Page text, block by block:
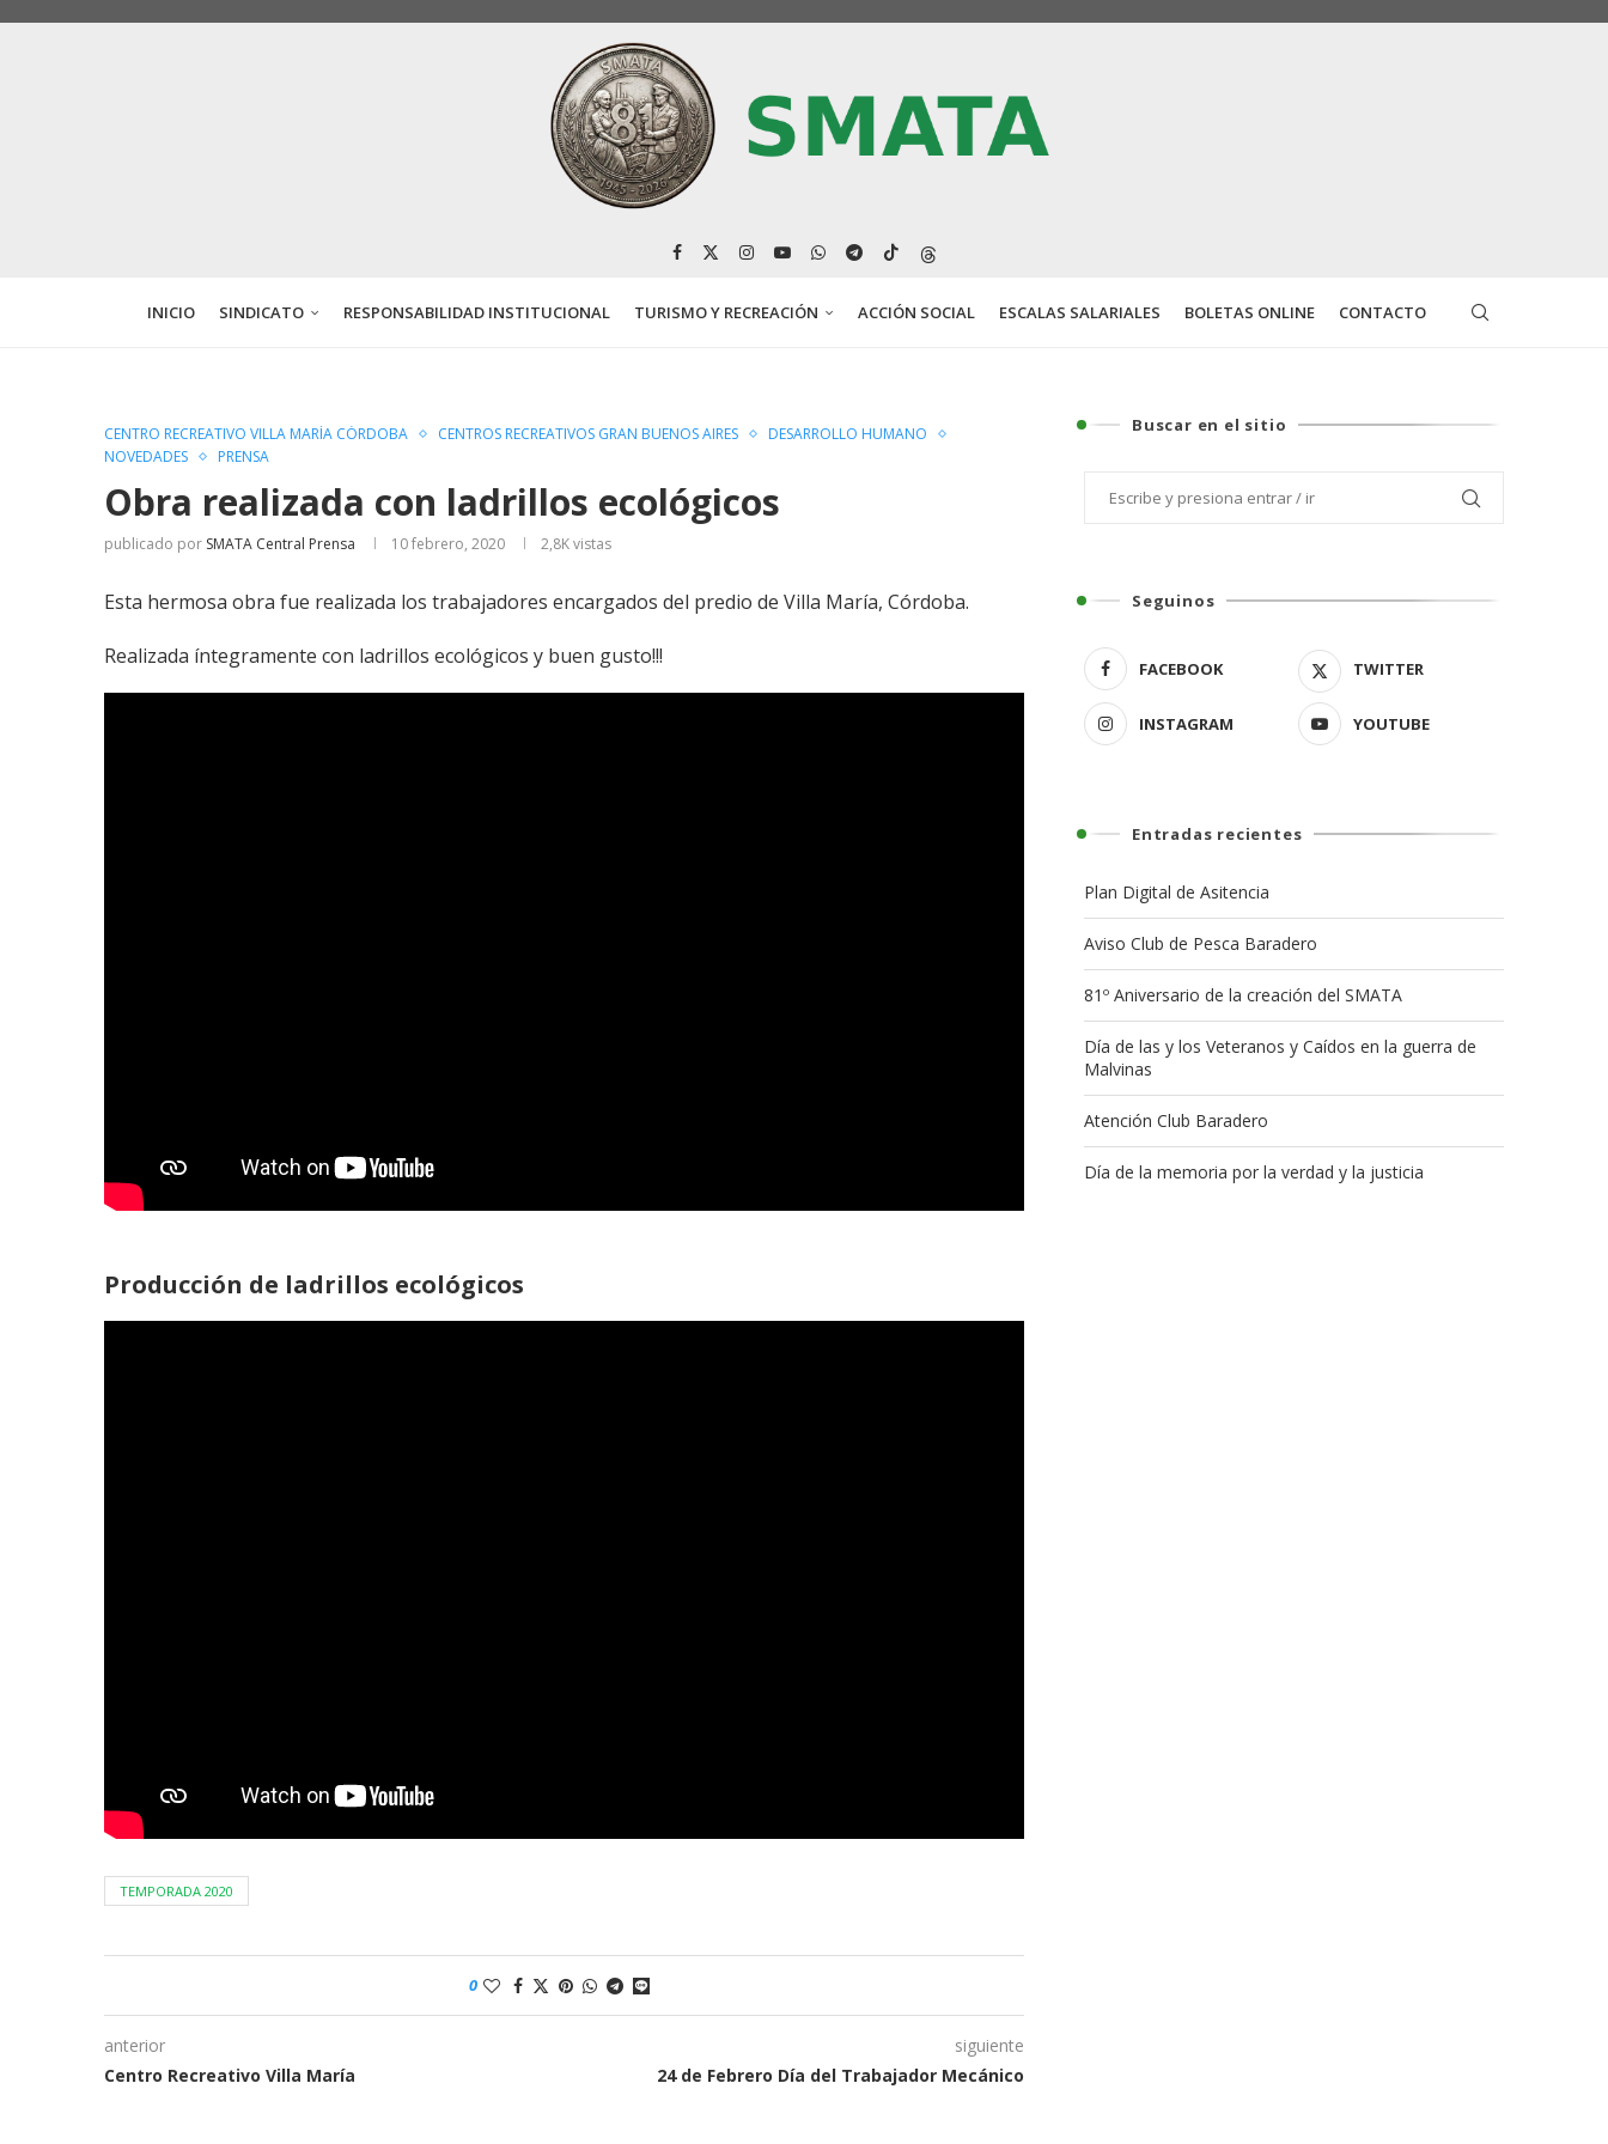
INICIO SINDICATO RESPONSABILIDAD INSTITUCIONAL TURISMO Y RECREACIÓN ACCIÓN SOCIAL ESCALAS SALARIALES BOLETAS ONLINE CONTACTO
CENTRO RECREATIVO VILLA MARÍA CÓRDOBA CENTROS RECREATIVOS GRAN BUENOS AIRES
DESARROLLO HUMANO
NOVEDADES
PRENSA
Obra realizada con ladrillos ecológicos
publicado por SMATA Central Prensa 10 febrero, 2020 2,8Kvistas
Esta hermosa obra fue realizada los trabajadores encargados del predio de Villa María, Córdoba.
Realizada íntegramente con ladrillos ecológicos y buen gusto!!!
Producción de ladrillos ecológicos
TEMPORADA 2020
0
anterior
Centro Recreativo Villa María
siguiente
24 de Febrero Día del Trabajador Mecánico
Buscar en el sitio
Seguinos
FACEBOOK TWITTER
INSTAGRAM YOUTUBE
Entradas recientes
Plan Digital de Asitencia
Aviso Club de Pesca Baradero
81º Aniversario de la creación del SMATA
Día de las y los Veteranos y Caídos en la guerra de
Malvinas
Atención Club Baradero
Día de la memoria por la verdad y la justicia